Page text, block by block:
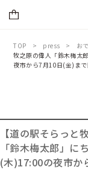
TOP press お
牧之原の偉人「鈴木梅太
夜市から7月10日(金)まで
【道の駅そらっと
「鈴木梅太郎」に
(木)17:00の夜市か